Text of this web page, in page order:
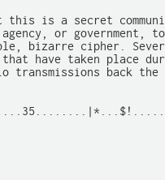
is a secret
or government, to
bizarre cipher.
have taken place
transmissions back the